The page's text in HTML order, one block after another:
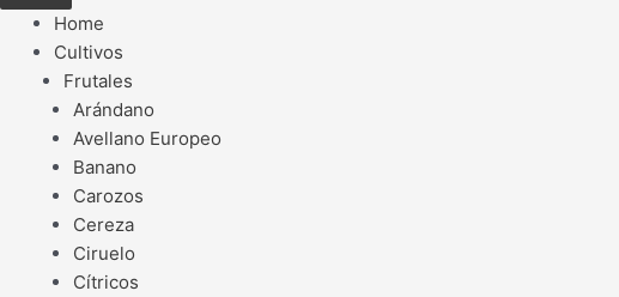
Home
Cultivos
Frutales
Arándano
Avellano Europeo
Banano
Carozos
Cereza
Ciruelo
Cítricos